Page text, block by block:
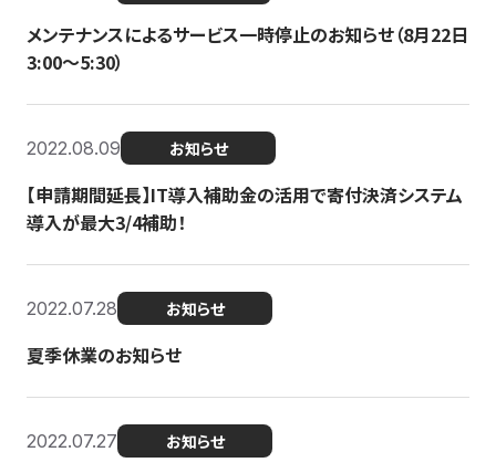
メンテナンスによるサービス一時停止のお知らせ（8月22日
3:00〜5:30）
2022.08.09 お知らせ
【申請期間延長】IT導入補助金の活用で寄付決済システム
導入が最大3/4補助！
2022.07.28 お知らせ
夏季休業のお知らせ
2022.07.27 お知らせ